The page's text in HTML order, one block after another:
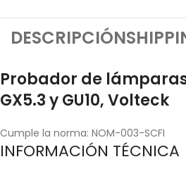
DESCRIPCIÓN
Probador de
GX5.3 y GU10, Volteck
Cumple la norma: NOM-003-SCFI
INFORMACIÓN TÉCNICA